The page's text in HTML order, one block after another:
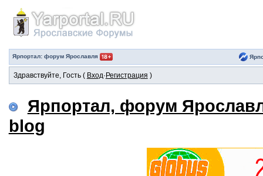
Ярпортал: форум Ярославля
Здравствуйте, Гость ( Вход· Регистрация )
Ярпортал, форум
blog